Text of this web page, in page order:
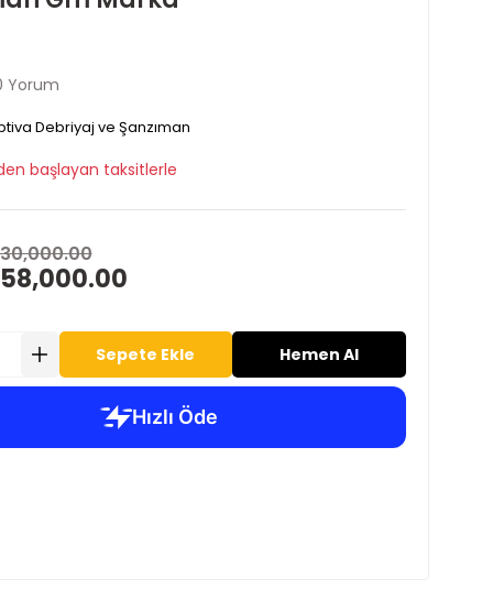
Yorum
Debriyaj ve Şanzıman
başlayan taksitlerle
Sepete Ekle Hemen Al